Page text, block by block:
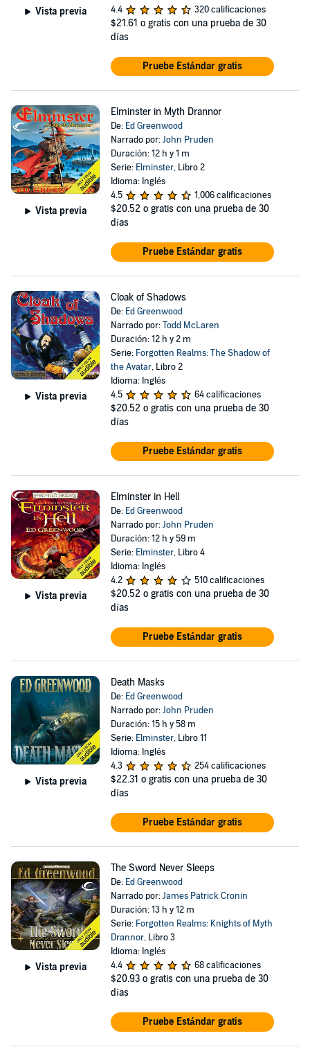
Vista previa
4.4
320 calificaciones
$21.61 o gratis con una prueba de 30
días
Pruebe Estándar gratis
Vista previa
Elminster in Myth Drannor
De: Ed Greenwood
Narrado por:John Pruden
Duración: 12 h y 1 m
Serie: Elminster, Libro 2
Idioma: Inglés
4.5
1,006 calificaciones
$20.52 o gratis con una prueba de 30
días
Pruebe Estándar gratis
Vista previa
Cloak of Shadows
De: Ed Greenwood
Narrado por:Todd McLaren
Duración: 12 h y 2 m
Serie: Forgotten Realms: The Shadow of
the Avatar, Libro 2
Idioma: Inglés
4.5
64 calificaciones
$20.52 o gratis con una prueba de 30
días
Pruebe Estándar gratis
Vista previa
Elminster in Hell
De: Ed Greenwood
Narrado por:John Pruden
Duración: 12 h y 59 m
Serie: Elminster, Libro 4
Idioma: Inglés
4.2
510 calificaciones
$20.52 o gratis con una prueba de 30
días
Pruebe Estándar gratis
Vista previa
Death Masks
De: Ed Greenwood
Narrado por:John Pruden
Duración: 15 h y 58 m
Serie: Elminster, Libro 11
Idioma: Inglés
4.3
254 calificaciones
$22.31 o gratis con una prueba de 30
días
Pruebe Estándar gratis
Vista previa
The Sword Never Sleeps
De: Ed Greenwood
Narrado por:James Patrick Cronin
Duración: 13 h y 12 m
Serie: Forgotten Realms: Knights of Myth
Drannor, Libro 3
Idioma: Inglés
4.4
68 calificaciones
$20.93 o gratis con una prueba de 30
días
Pruebe Estándar gratis